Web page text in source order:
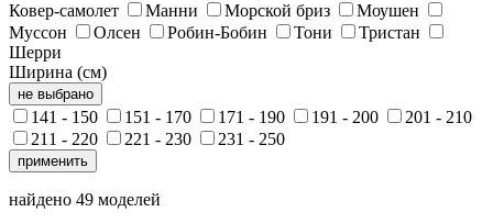
Ковер-самолет
Манни Морской бриз
Моушен
Муссон
Олсен Робин-Бобин Тони
Тристан
Шерри
Ширина (см)
не выбрано
141 - 150 151 - 170 171 - 190 191 - 200
201 - 210
211 - 220
221 - 230 231 - 250
применить
найдено 49 моделей